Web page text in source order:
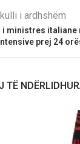
i ardhshëm
ministres italiane
prej 24
TË